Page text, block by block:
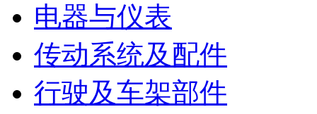
电器与仪表
传动系统及配件
行驶及车架部件